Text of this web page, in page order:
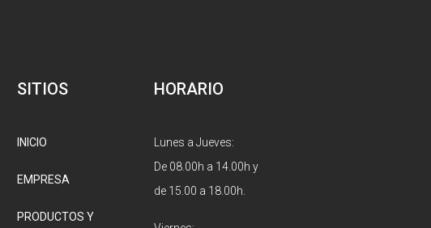
SITIOS
INICIO
EMPRESA
PRODUCTOS Y
HORARIO
Lunes a Jueves:
De 08.00h a 14.00h y
de 15.00 a 18.00h.